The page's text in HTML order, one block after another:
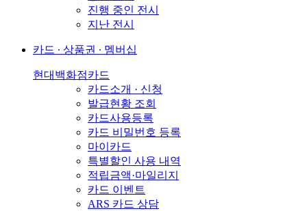
진행 중인 전시
지난 전시
카드 ∙ 상품권 ∙ 멤버십
현대백화점카드
카드소개 · 신청
발급현황 조회
카드사용등록
카드 비밀번호 등록
마이카드
특별할인 사용 내역
적립금액·마일리지
카드 이벤트
ARS 카드 상담